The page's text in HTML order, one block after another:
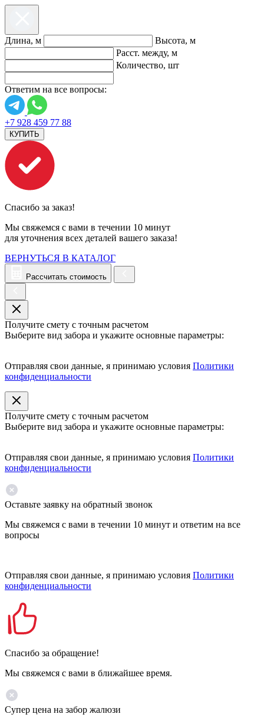
Длина, м
Высота, м
Расст. между, м
Количество, шт
Ответим на все вопросы:
+7 928 459 77 88
КУПИТЬ
Спасибо за заказ!
Мы свяжемся с вами в течении 10 минут
для уточнения всех деталей вашего заказа!
ВЕРНУТЬСЯ В КАТАЛОГ
Рассчитать стоимость
Получите смету с точным расчетом
Выберите вид забора и укажите основные параметры:
Отправляя свои данные, я принимаю условия Политики
конфиденциальности
Получите смету с точным расчетом
Выберите вид забора и укажите основные параметры:
Отправляя свои данные, я принимаю условия Политики
конфиденциальности
Оставьте заявку на обратный звонок
Мы свяжемся с вами в течении 10 минут и ответим на все
вопросы
Отправляя свои данные, я принимаю условия Политики
конфиденциальности
Спасибо за обращение!
Мы свяжемся с вами в ближайшее время.
Супер цена на забор жалюзи